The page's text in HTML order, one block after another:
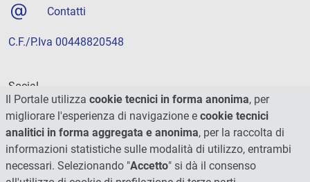
Contatti
C.F./P.Iva 00448820548
Social
Il Portale utilizza cookie tecnici in forma anonima, per
migliorare l'esperienza di navigazione e cookie tecnici
analitici in forma aggregata e anonima, per la raccolta di
informazioni statistiche sulle modalità di utilizzo, entrambi
necessari. Selezionando "Accetto" si dà il consenso